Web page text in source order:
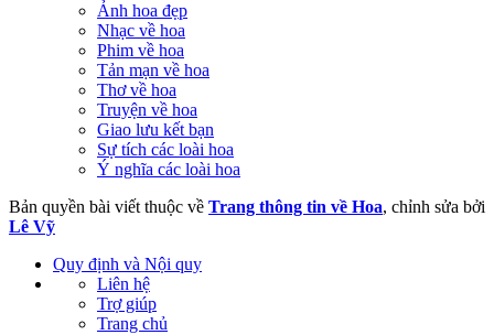
Ảnh hoa đẹp
Nhạc về hoa
Phim về hoa
Tản mạn về hoa
Thơ về hoa
Truyện về hoa
Giao lưu kết bạn
Sự tích các loài hoa
Ý nghĩa các loài hoa
Bản quyền bài viết thuộc về Trang thông tin về Hoa, chỉnh sửa bởi
Lê Vỹ
Quy định và Nội quy
Liên hệ
Trợ giúp
Trang chủ